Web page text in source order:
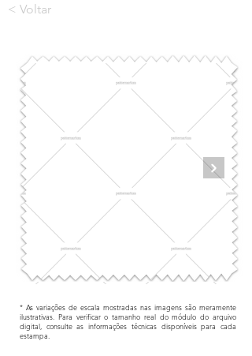
< Voltar
* As variações de escala mostradas nas imagens são meramente
ilustrativas. Para verificar o tamanho real do módulo do arquivo
digital, consulte as informações técnicas disponíveis para cada
estampa.